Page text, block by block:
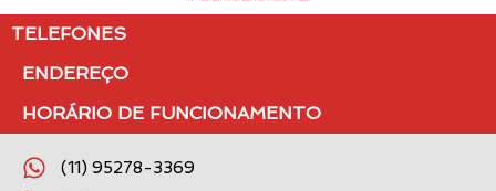
TELEFONES
ENDEREÇO
HORÁRIO DE FUNCIONAMENTO
(11) 95278-3369